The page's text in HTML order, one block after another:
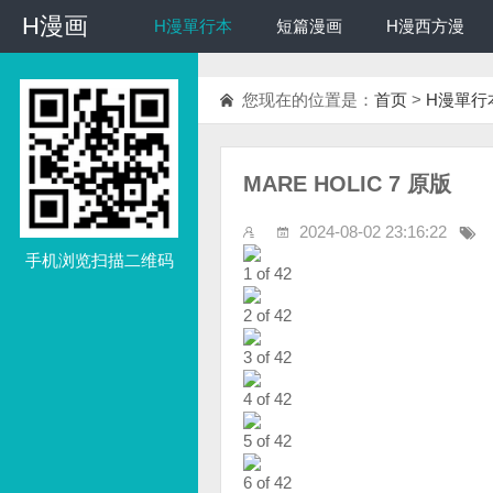
H漫画
H漫画 H漫單行本 短篇漫画 H漫西方漫
手机浏览扫描二维码
您现在的位置是： 首页 > H漫單行
MARE HOLIC 7 原版
2024-08-02 23:16:22
1 of 42
2 of 42
3 of 42
4 of 42
5 of 42
6 of 42